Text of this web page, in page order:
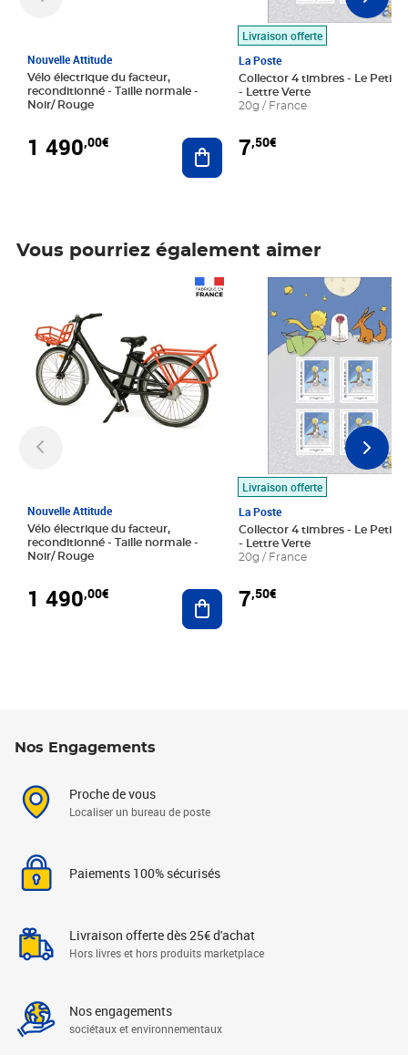
Nouvelle Attitude
Vélo électrique du facteur,
reconditionné - Taille normale -
Noir/ Rouge
1 490,00€ Ajouter au panier
Livraison offerte
La Poste
Collector 4 timbres - Le Petit
- Lettre Verte
20g / France
7,50€
Vous pourriez également aimer
Nouvelle Attitude
Vélo électrique du facteur,
reconditionné - Taille normale -
Noir/ Rouge
1 490,00€ Ajouter au panier
Livraison offerte
La Poste
Collector 4 timbres - Le Petit
- Lettre Verte
20g / France
7,50€
Prix 7,50€
Nos Engagements
Proche de vous
Localiser un bureau de poste
Paiements 100% sécurisés
Livraison offerte dès 25€ d'achat
Hors livres et hors produits marketplace
Nos engagements
sociétaux et environnementaux